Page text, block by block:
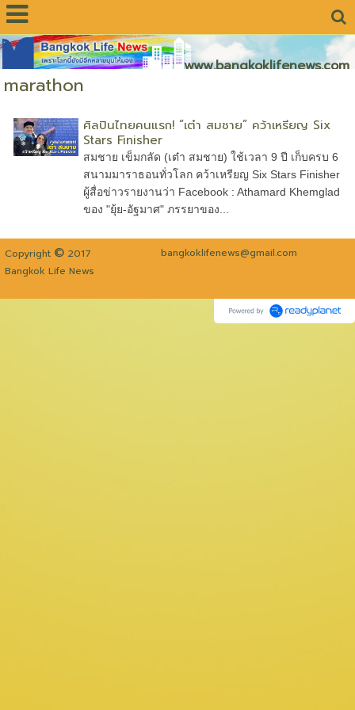
www.bangkoklifenews.com
marathon
ศิลปินไทยคนแรก! “เต๋า สมชาย” คว้าเหรียญ Six
Stars Finisher
สมชาย เข็มกลัด (เต๋า สมชาย) ใช้เวลา 9 ปี เก็บครบ 6
สนามมาราธอนทั่วโลก คว้าเหรียญ Six Stars Finisher
ผู้สื่อข่าวรายงานว่า Facebook : Athamard Khemglad
ของ "ยุ้ย-อัฐมาศ" ภรรยาของ...
Copyright © 2017
bangkoklifenews@gmail.com
Bangkok Life News